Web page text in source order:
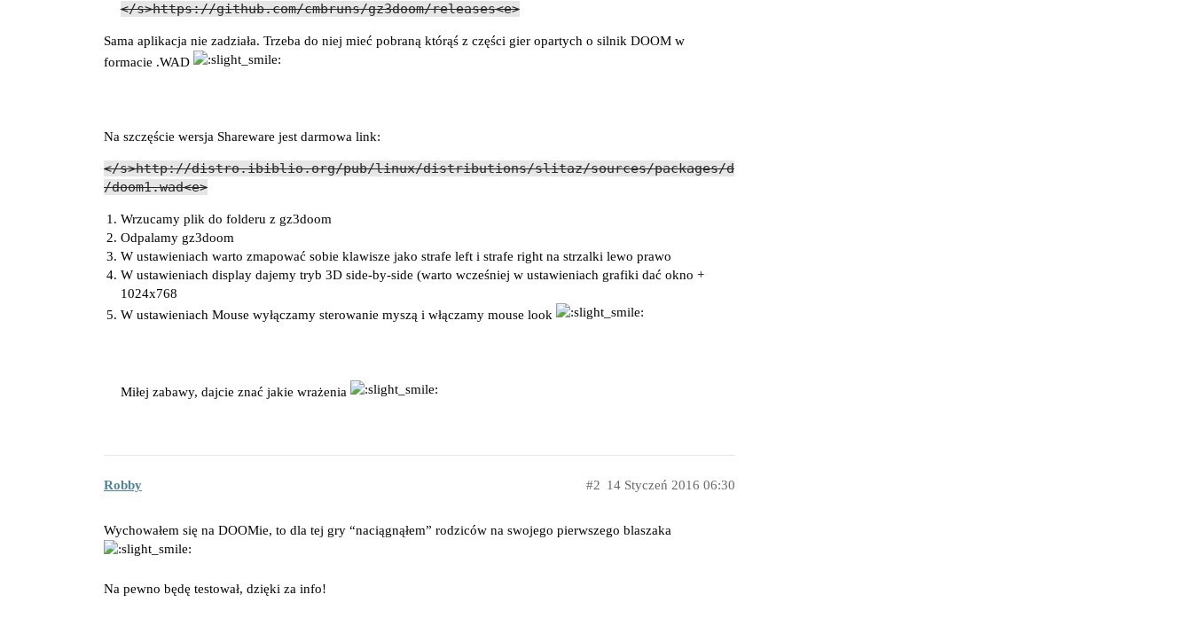
</s>https://github.com/cmbruns/gz3doom/releases<e>
Sama aplikacja nie zadziała. Trzeba do niej mieć pobraną którąś z części gier opartych o silnik DOOM w
formacie .WAD
Na szczęście wersja Shareware jest darmowa link:
</s>http://distro.ibiblio.org/pub/linux/distributions/slitaz/sources/packages/d
/doom1.wad<e>
Wrzucamy plik do folderu z gz3doom
Odpalamy gz3doom
W ustawieniach warto zmapować sobie klawisze jako strafe left i strafe right na strzalki lewo prawo
W ustawieniach display dajemy tryb 3D side-by-side (warto wcześniej w ustawieniach grafiki dać okno +
1024x768
W ustawieniach Mouse wyłączamy sterowanie myszą i włączamy mouse look
Miłej zabawy, dajcie znać jakie wrażenia
Robby 14 Styczeń 2016 06:30
2
Wychowałem się na DOOMie, to dla tej gry “naciągnąłem” rodziców na swojego pierwszego blaszaka
Na pewno będę testował, dzięki za info!